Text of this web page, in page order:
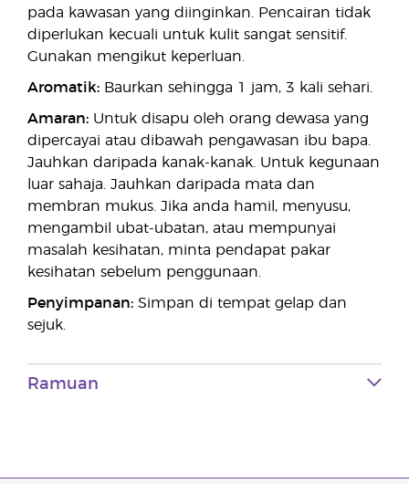
pada kawasan yang diinginkan. Pencairan tidak
diperlukan kecuali untuk kulit sangat sensitif.
Gunakan mengikut keperluan.
Aromatik: Baurkan sehingga 1 jam, 3 kali sehari.
Amaran: Untuk disapu oleh orang dewasa yang
dipercayai atau dibawah pengawasan ibu bapa.
Jauhkan daripada kanak-kanak. Untuk kegunaan
luar sahaja. Jauhkan daripada mata dan
membran mukus. Jika anda hamil, menyusu,
mengambil ubat-ubatan, atau mempunyai
masalah kesihatan, minta pendapat pakar
kesihatan sebelum penggunaan.
Penyimpanan: Simpan di tempat gelap dan
sejuk.
Ramuan